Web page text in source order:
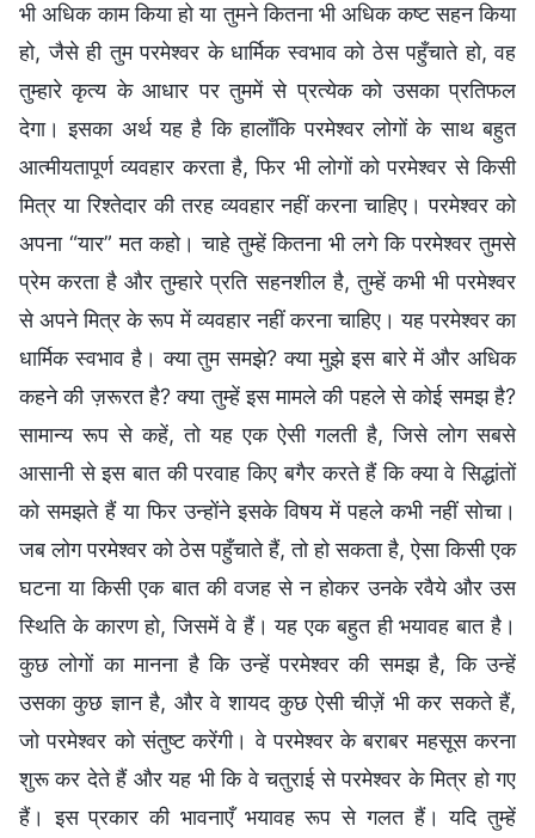
भी अधिक काम किया हो या तुमने कितना भी अधिक कष्ट सहन किया
हो, जैसे ही तुम परमेश्वर के धार्मिक स्वभाव को ठेस पहुँचाते हो, वह
तुम्हारे कृत्य के आधार पर तुममें से प्रत्येक को उसका प्रतिफल
देगा। इसका अर्थ यह है कि हालाँकि परमेश्वर लोगों के साथ बहुत
आत्मीयतापूर्ण व्यवहार करता है, फिर भी लोगों को परमेश्वर से किसी
मित्र या रिश्तेदार की तरह व्यवहार नहीं करना चाहिए। परमेश्वर को
अपना “यार” मत कहो। चाहे तुम्हें कितना भी लगे कि परमेश्वर तुमसे
प्रेम करता है और तुम्हारे प्रति सहनशील है, तुम्हें कभी भी परमेश्वर
से अपने मित्र के रूप में व्यवहार नहीं करना चाहिए। यह परमेश्वर का
धार्मिक स्वभाव है। क्या तुम समझे? क्या मुझे इस बारे में और अधिक
कहने की ज़रूरत है? क्या तुम्हें इस मामले की पहले से कोई समझ है?
सामान्य रूप से कहें, तो यह एक ऐसी गलती है, जिसे लोग सबसे
आसानी से इस बात की परवाह किए बगैर करते हैं कि क्या वे सिद्धांतों
को समझते हैं या फिर उन्होंने इसके विषय में पहले कभी नहीं सोचा।
जब लोग परमेश्वर को ठेस पहुँचाते हैं, तो हो सकता है, ऐसा किसी एक
घटना या किसी एक बात की वजह से न होकर उनके रवैये और उस
स्थिति के कारण हो, जिसमें वे हैं। यह एक बहुत ही भयावह बात है।
कुछ लोगों का मानना है कि उन्हें परमेश्वर की समझ है, कि उन्हें
उसका कुछ ज्ञान है, और वे शायद कुछ ऐसी चीज़ें भी कर सकते हैं,
जो परमेश्वर को संतुष्ट करेंगी। वे परमेश्वर के बराबर महसूस करना
शुरू कर देते हैं और यह भी कि वे चतुराई से परमेश्वर के मित्र हो गए
हैं। इस प्रकार की भावनाएँ भयावह रूप से गलत हैं। यदि तुम्हें